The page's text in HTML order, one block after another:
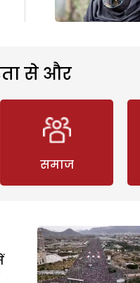
से और
समाज